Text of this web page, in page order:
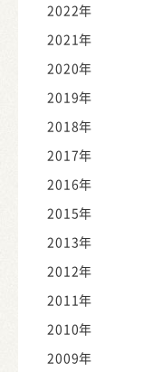
2022年
2021年
2020年
2019年
2018年
2017年
2016年
2015年
2013年
2012年
2011年
2010年
2009年